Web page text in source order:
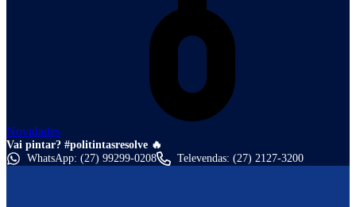
Novidades
Vai pintar? #politintasresolve 🔥
WhatsApp: (27) 99299-0208
Televendas: (27) 2127-3200